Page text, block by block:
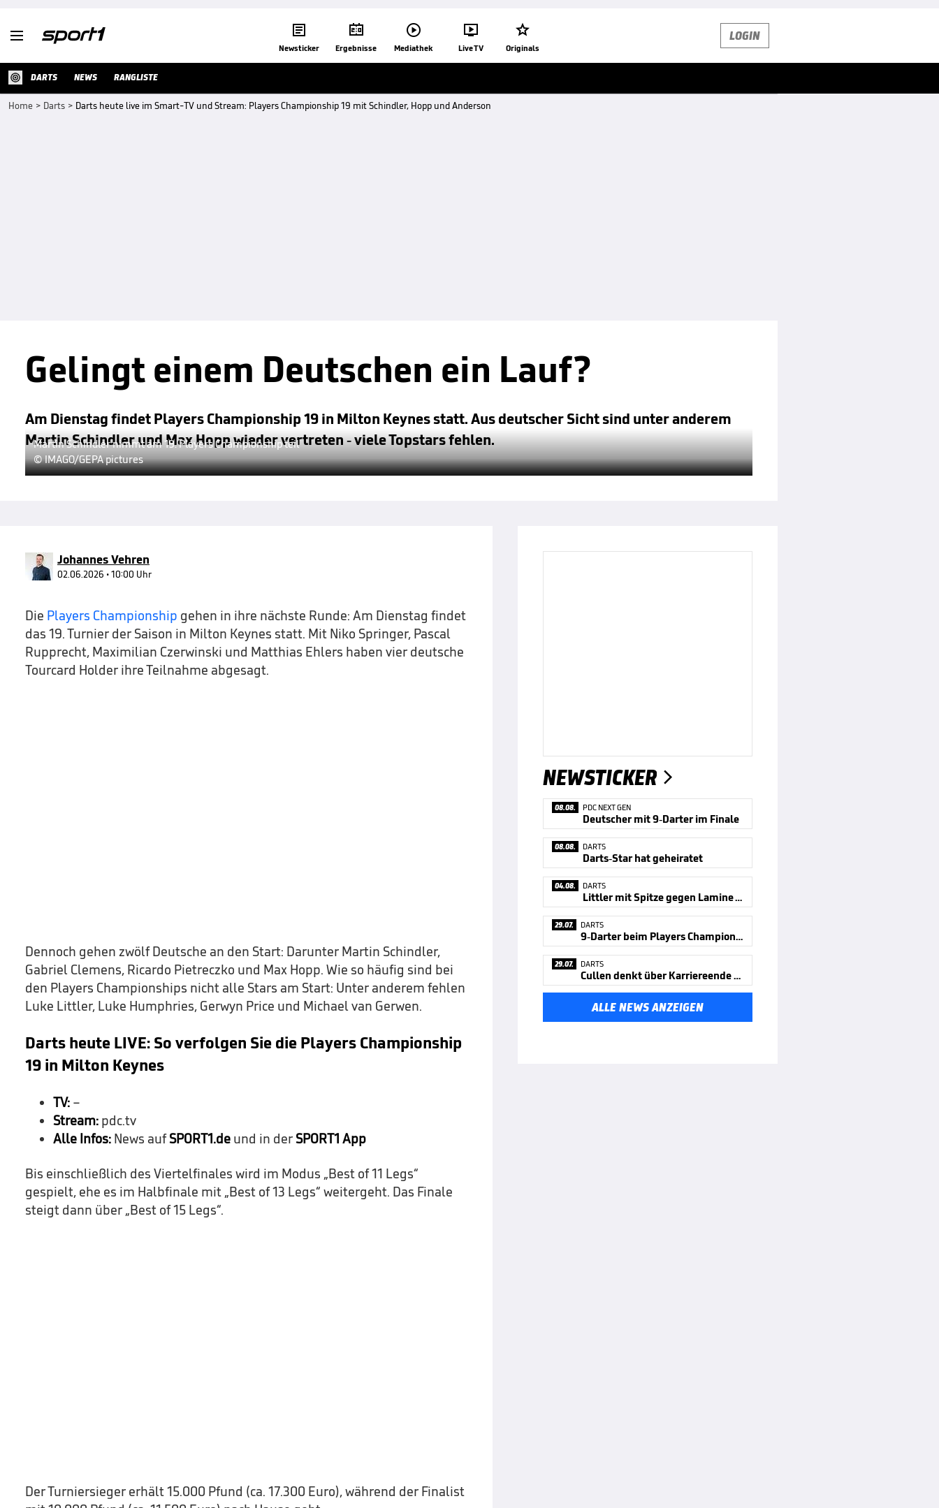
 
Newsticker

Ergebnisse

Mediathek

Live TV

Originals
LOGIN
DARTS NEWS RANGLISTE
Home > Darts > Darts heute live im Smart-TV und Stream: Players Championship 19 mit Schindler, Hopp und Anderson
Gelingt einem Deutschen ein Lauf?
Am Dienstag findet Players Championship 19 in Milton Keynes statt. Aus deutscher Sicht sind unter anderem
Martin Schindler und Max Hopp wieder vertreten - viele Topstars fehlen.
Martin Schindler nimmt am 19. Players Championship teil
© IMAGO/GEPA pictures
Johannes Vehren
02.06.2026 • 10:00 Uhr
Die Players Championship gehen in ihre nächste Runde: Am Dienstag findet
das 19. Turnier der Saison in Milton Keynes statt. Mit Niko Springer, Pascal
Rupprecht, Maximilian Czerwinski und Matthias Ehlers haben vier deutsche
Tourcard Holder ihre Teilnahme abgesagt.
Dennoch gehen zwölf Deutsche an den Start: Darunter Martin Schindler,
Gabriel Clemens, Ricardo Pietreczko und Max Hopp. Wie so häufig sind bei
den Players Championships nicht alle Stars am Start: Unter anderem fehlen
Luke Littler, Luke Humphries, Gerwyn Price und Michael van Gerwen.
Darts heute LIVE: So verfolgen Sie die Players Championship
19 in Milton Keynes
TV: –
Stream: pdc.tv
Alle Infos: News aufSPORT1.de und in derSPORT1 App
Bis einschließlich des Viertelfinales wird im Modus „Best of 11 Legs“
gespielt, ehe es im Halbfinale mit „Best of 13 Legs“ weitergeht. Das Finale
steigt dann über „Best of 15 Legs“.
Der Turniersieger erhält 15.000 Pfund (ca. 17.300 Euro), während der Finalist
NEWSTICKER 
08.08. PDC NEXT GEN
Deutscher mit 9-Darter im Finale
08.08. DARTS
Darts-Star hat geheiratet
04.08. DARTS
Littler mit Spitze gegen Lamine Yamal
29.07. DARTS
9-Darter beim Players Championship
29.07. DARTS
Cullen denkt über Karriereende nach
ALLE NEWS ANZEIGEN